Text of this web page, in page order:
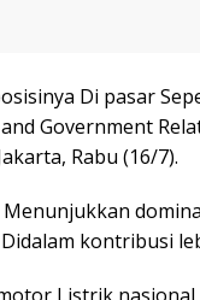
Di pasar
Government
Rabu (16/7).
kontribusi